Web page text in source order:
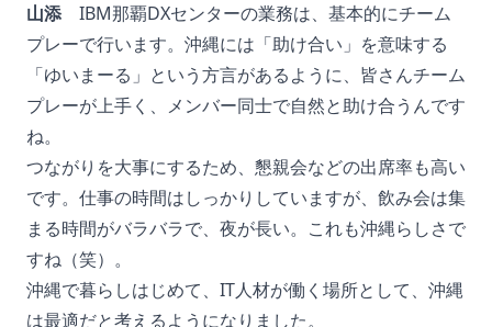
山添 IBM那覇DXセンターの業務は、基本的にチーム
プレーで行います。沖縄には「助け合い」を意味する
「ゆいまーる」という方言があるように、皆さんチーム
プレーが上手く、メンバー同士で自然と助け合うんです
ね。
つながりを大事にするため、懇親会などの出席率も高い
です。仕事の時間はしっかりしていますが、飲み会は集
まる時間がバラバラで、夜が長い。これも沖縄らしさで
すね（笑）。
沖縄で暮らしはじめて、IT人材が働く場所として、沖縄
は最適だと考えるようになりました。